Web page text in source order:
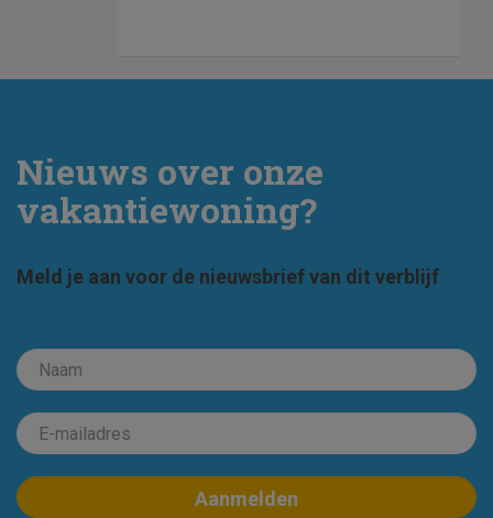
Nieuws over onze
vakantiewoning?
Meld je aan voor de nieuwsbrief van dit verblijf